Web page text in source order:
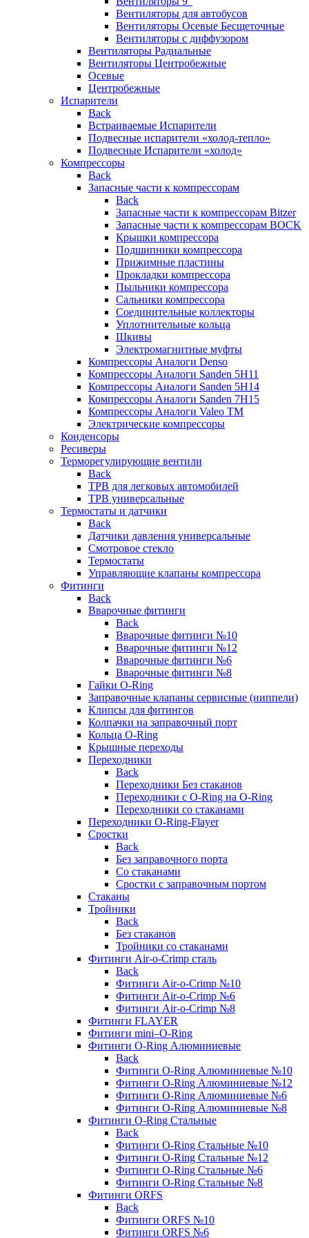
Вентиляторы для автобусов
Вентиляторы Осевые Бесщеточные
Вентиляторы с диффузором
Вентиляторы Радиальные
Вентиляторы Центробежные
Осевые
Центробежные
Испарители
Back
Встраиваемые Испарители
Подвесные испарители «холод-тепло»
Подвесные Испарители «холод»
Компрессоры
Back
Запасные части к компрессорам
Back
Запасные части к компрессорам Bitzer
Запасные части к компрессорам BOCK
Крышки компрессора
Подшипники компрессора
Прижимные пластины
Прокладки компрессора
Пыльники компрессора
Сальники компрессора
Соединительные коллекторы
Уплотнительные кольца
Шкивы
Электромагнитные муфты
Компрессоры Аналоги Denso
Компрессоры Аналоги Sanden 5H11
Компрессоры Аналоги Sanden 5H14
Компрессоры Аналоги Sanden 7H15
Компрессоры Аналоги Valeo ТМ
Электрические компрессоры
Конденсоры
Ресиверы
Терморегулирующие вентили
Back
ТРВ для легковых автомобилей
ТРВ универсальные
Термостаты и датчики
Back
Датчики давления универсальные
Смотровое стекло
Термостаты
Управляющие клапаны компрессора
Фитинги
Back
Вварочные фитинги
Back
Вварочные фитинги №10
Вварочные фитинги №12
Вварочные фитинги №6
Вварочные фитинги №8
Гайки O-Ring
Заправочные клапаны сервисные (ниппели)
Клипсы для фитингов
Колпачки на заправочный порт
Кольца O-Ring
Крышные переходы
Переходники
Back
Переходники Без стаканов
Переходники с O-Ring на O-Ring
Переходники со стаканами
Переходники O-Ring-Flayer
Сростки
Back
Без заправочного порта
Со стаканами
Сростки с заправочным портом
Стаканы
Тройники
Back
Без стаканов
Тройники со стаканами
Фитинги Air-o-Crimp сталь
Back
Фитинги Air-o-Crimp №10
Фитинги Air-o-Crimp №6
Фитинги Air-o-Crimp №8
Фитинги FLAYER
Фитинги mini–O-Ring
Фитинги O-Ring Алюминиевые
Back
Фитинги O-Ring Алюминиевые №10
Фитинги O-Ring Алюминиевые №12
Фитинги O-Ring Алюминиевые №6
Фитинги O-Ring Алюминиевые №8
Фитинги O-Ring Стальные
Back
Фитинги O-Ring Стальные №10
Фитинги O-Ring Стальные №12
Фитинги O-Ring Стальные №6
Фитинги O-Ring Стальные №8
Фитинги ORFS
Back
Фитинги ORFS №10
Фитинги ORFS №6